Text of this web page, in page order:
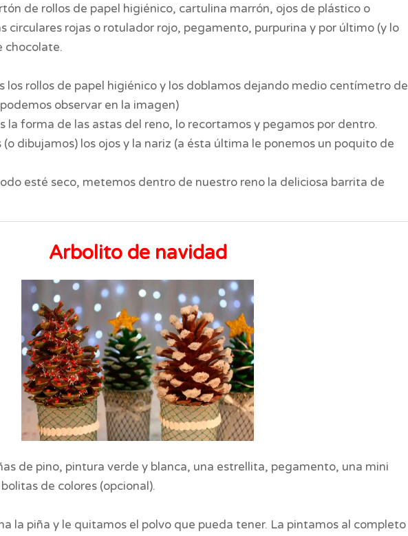
de rollos de papel higiénico, cartulina marrón, ojos de plástico o
circulares rojas o rotulador rojo, pegamento, purpurina y por último (y lo
chocolate.
los rollos de papel higiénico y los doblamos dejando medio centímetro de
observar en la imagen)
la forma de las astas del reno, lo recortamos y pegamos por dentro.
dibujamos) los ojos y la nariz (a ésta última le ponemos un poquito de
esté seco, metemos dentro de nuestro reno la deliciosa barrita de
Arbolito de navidad
de pino, pintura verde y blanca, una estrellita, pegamento, una mini
de colores (opcional).
la piña y le quitamos el polvo que pueda tener. La pintamos al completo